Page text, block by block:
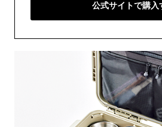
公式サイトで購入